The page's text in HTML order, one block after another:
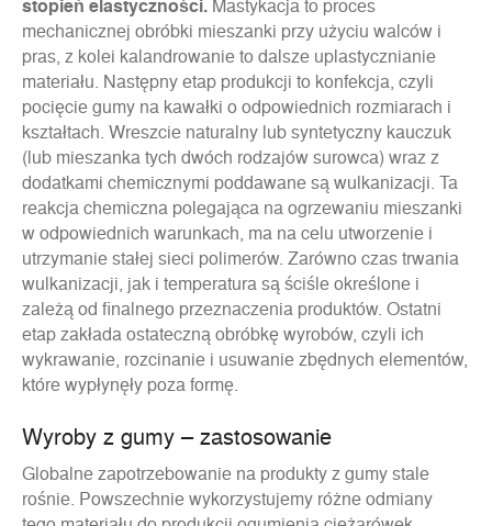
mechanicznej obróbki mieszanki przy użyciu walców i
pras, z kolei kalandrowanie to dalsze uplastycznianie
materiału. Następny etap produkcji to konfekcja, czyli
pocięcie gumy na kawałki o odpowiednich rozmiarach i
kształtach. Wreszcie naturalny lub syntetyczny kauczuk
(lub mieszanka tych dwóch rodzajów surowca) wraz z
dodatkami chemicznymi poddawane są wulkanizacji. Ta
reakcja chemiczna polegająca na ogrzewaniu mieszanki
w odpowiednich warunkach, ma na celu utworzenie i
utrzymanie stałej sieci polimerów. Zarówno czas trwania
wulkanizacji, jak i temperatura są ściśle określone i
zależą od finalnego przeznaczenia produktów. Ostatni
etap zakłada ostateczną obróbkę wyrobów, czyli ich
wykrawanie, rozcinanie i usuwanie zbędnych elementów,
które wypłynęły poza formę.
Wyroby z gumy – zastosowanie
Globalne zapotrzebowanie na produkty z gumy stale
rośnie. Powszechnie wykorzystujemy różne odmiany